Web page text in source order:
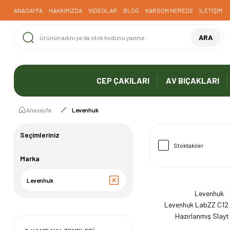
ANASAYFA HAKKIMIZDA VİDEOLAR BLOG KARGOM NEREDE İLETİŞİM
ARA
CEP ÇAKILARI AV BIÇAKLARI
Anasayfa Levenhuk
Seçimleriniz
Marka
Levenhuk
Stoktakiler
Levenhuk
Levenhuk LabZZ C12
Hazırlanmış